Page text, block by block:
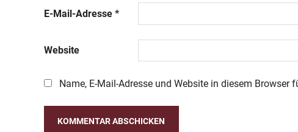
E-Mail-Adresse *
Website
Name, E-Mail-Adresse und Website in diesem